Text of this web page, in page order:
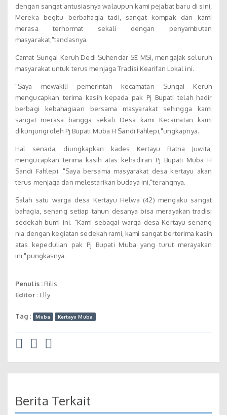
dengan sangat antusiasnya walaupun kami pejabat baru di sini,
Mereka begitu berbahagia tadi, sangat kompak dan kami
merasa terhormat sekali dengan penyambutan
masyarakat,"tandasnya.
Camat Sungai Keruh Dedi Suhendar SE MSi, mengajak seluruh
masyarakat untuk terus menjaga Tradisi Kearifan Lokal ini.
"Saya mewakili pemerintah kecamatan Sungai Keruh
mengucapkan terima kasih kepada pak Pj Bupati telah hadir
berbagi kebahagiaan bersama masyarakat sehingga kami
sangat merasa bangga sekali Desa kami Kecamatan kami
dikunjungi oleh Pj Bupati Muba H Sandi Fahlepi,"ungkapnya.
Hal senada, diungkapkan kades Kertayu Ratna Juwita,
mengucapkan terima kasih atas kehadiran Pj Bupati Muba H
Sandi Fahlepi. "Saya bersama masyarakat desa kertayu akan
terus menjaga dan melestarikan budaya ini,"terangnya.
Salah satu warga desa Kertayu Helwa (42) mengaku sangat
bahagia, senang setiap tahun desanya bisa merayakan tradisi
sedekah bumi ini. "Kami sebagai warga desa Kertayu senang
nia dengan kegiatan sedekah rami, kami sangat berterima kasih
atas kepedulian pak Pj Bupati Muba yang turut merayakan
ini,"pungkasnya.
Penulis :Rilis
Editor :Elly
Tag : Muba Kertayu Muba
Berita Terkait